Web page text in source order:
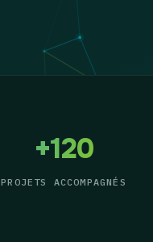
+120
PROJETS ACCOMPAGNÉS